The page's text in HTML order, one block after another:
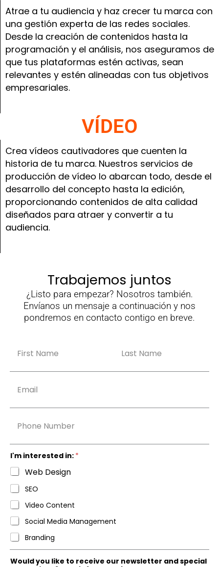
Atrae a tu audiencia y haz crecer tu marca con
una gestión experta de las redes sociales.
Desde la creación de contenidos hasta la
programación y el análisis, nos aseguramos de
que tus plataformas estén activas, sean
relevantes y estén alineadas con tus objetivos
empresariales.
VÍDEO
Crea vídeos cautivadores que cuenten la
historia de tu marca. Nuestros servicios de
producción de vídeo lo abarcan todo, desde el
desarrollo del concepto hasta la edición,
proporcionando contenidos de alta calidad
diseñados para atraer y convertir a tu
audiencia.
Trabajemos juntos
¿Listo para empezar? Nosotros también.
Envíanos un mensaje a continuación y nos
pondremos en contacto contigo en breve.
e
i
n
e
I'm interested in: *
Web Design
SEO
Video Content
Social Media Management
Branding
Would you like to receive our newsletter and special